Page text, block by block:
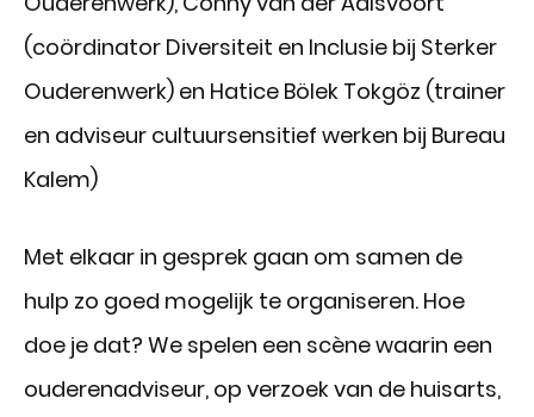
(coördinator Diversiteit en Inclusie bij Sterker
Ouderenwerk) en Hatice Bölek Tokgöz (trainer
en adviseur cultuursensitief werken bij Bureau
Kalem)
Met elkaar in gesprek gaan om samen de
hulp zo goed mogelijk te organiseren. Hoe
doe je dat? We spelen een scène waarin een
ouderenadviseur, op verzoek van de huisarts,